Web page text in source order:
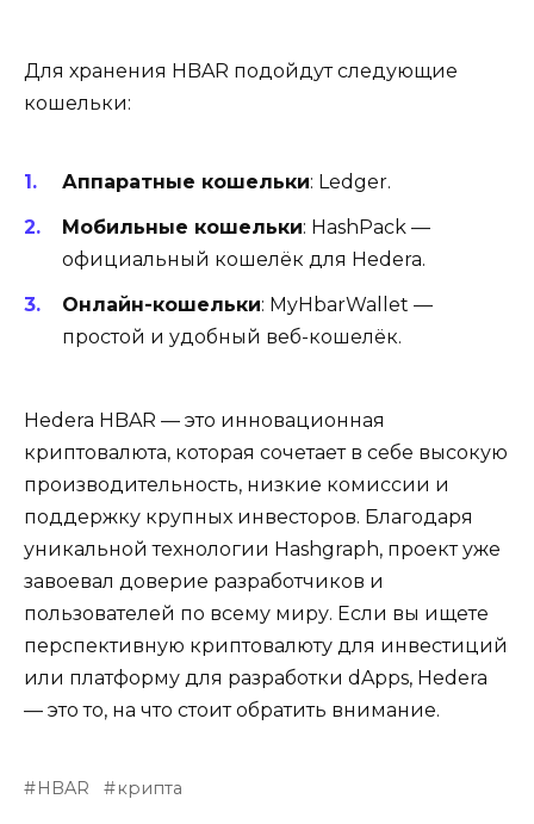
Для хранения HBAR подойдут следующие
кошельки:
Аппаратные кошельки: Ledger.
Мобильные кошельки: HashPack —
официальный кошелёк для Hedera.
Онлайн-кошельки: MyHbarWallet —
простой и удобный веб-кошелёк.
Hedera HBAR — это инновационная
криптовалюта, которая сочетает в себе высокую
производительность, низкие комиссии и
поддержку крупных инвесторов. Благодаря
уникальной технологии Hashgraph, проект уже
завоевал доверие разработчиков и
пользователей по всему миру. Если вы ищете
перспективную криптовалюту для инвестиций
или платформу для разработки dApps, Hedera
— это то, на что стоит обратить внимание.
HBAR крипта